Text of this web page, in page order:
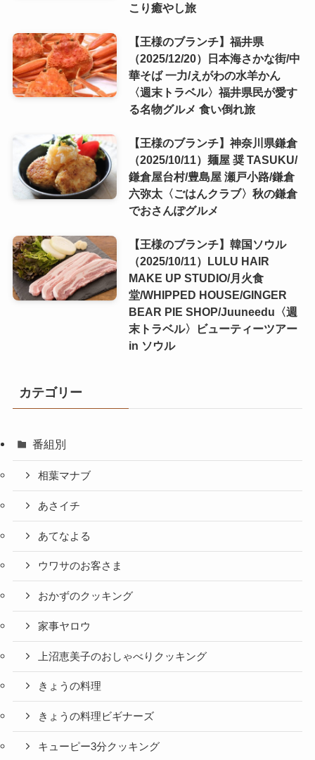
こり癒やし旅
【王様のブランチ】福井県
（2025/12/20）日本海さかな街/中
華そば 一力/えがわの水羊かん
〈週末トラベル〉福井県民が愛す
る名物グルメ 食い倒れ旅
【王様のブランチ】神奈川県鎌倉
（2025/10/11）麺屋 奨 TASUKU/
鎌倉屋台村/豊島屋 瀬戸小路/鎌倉
六弥太〈ごはんクラブ〉秋の鎌倉
でおさんぽグルメ
【王様のブランチ】韓国ソウル
（2025/10/11）LULU HAIR
MAKE UP STUDIO/月火食
堂/WHIPPED HOUSE/GINGER
BEAR PIE SHOP/Juuneedu〈週
末トラベル〉ビューティーツアー
in ソウル
カテゴリー
番組別
相葉マナブ
あさイチ
あてなよる
ウワサのお客さま
おかずのクッキング
家事ヤロウ
上沼恵美子のおしゃべりクッキング
きょうの料理
きょうの料理ビギナーズ
キューピー3分クッキング